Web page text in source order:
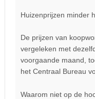
Huizenprijzen minder
De prijzen van
vergeleken met
voorgaande maand,
het Centraal Bureau
Waarom niet op de